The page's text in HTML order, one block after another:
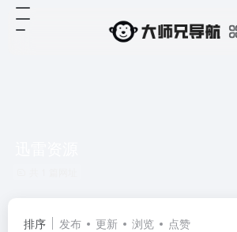
排序 发布 更新 浏览 点赞